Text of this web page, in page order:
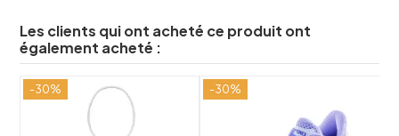
Les clients qui ont acheté ce produit ont
également acheté :
-30% -30%